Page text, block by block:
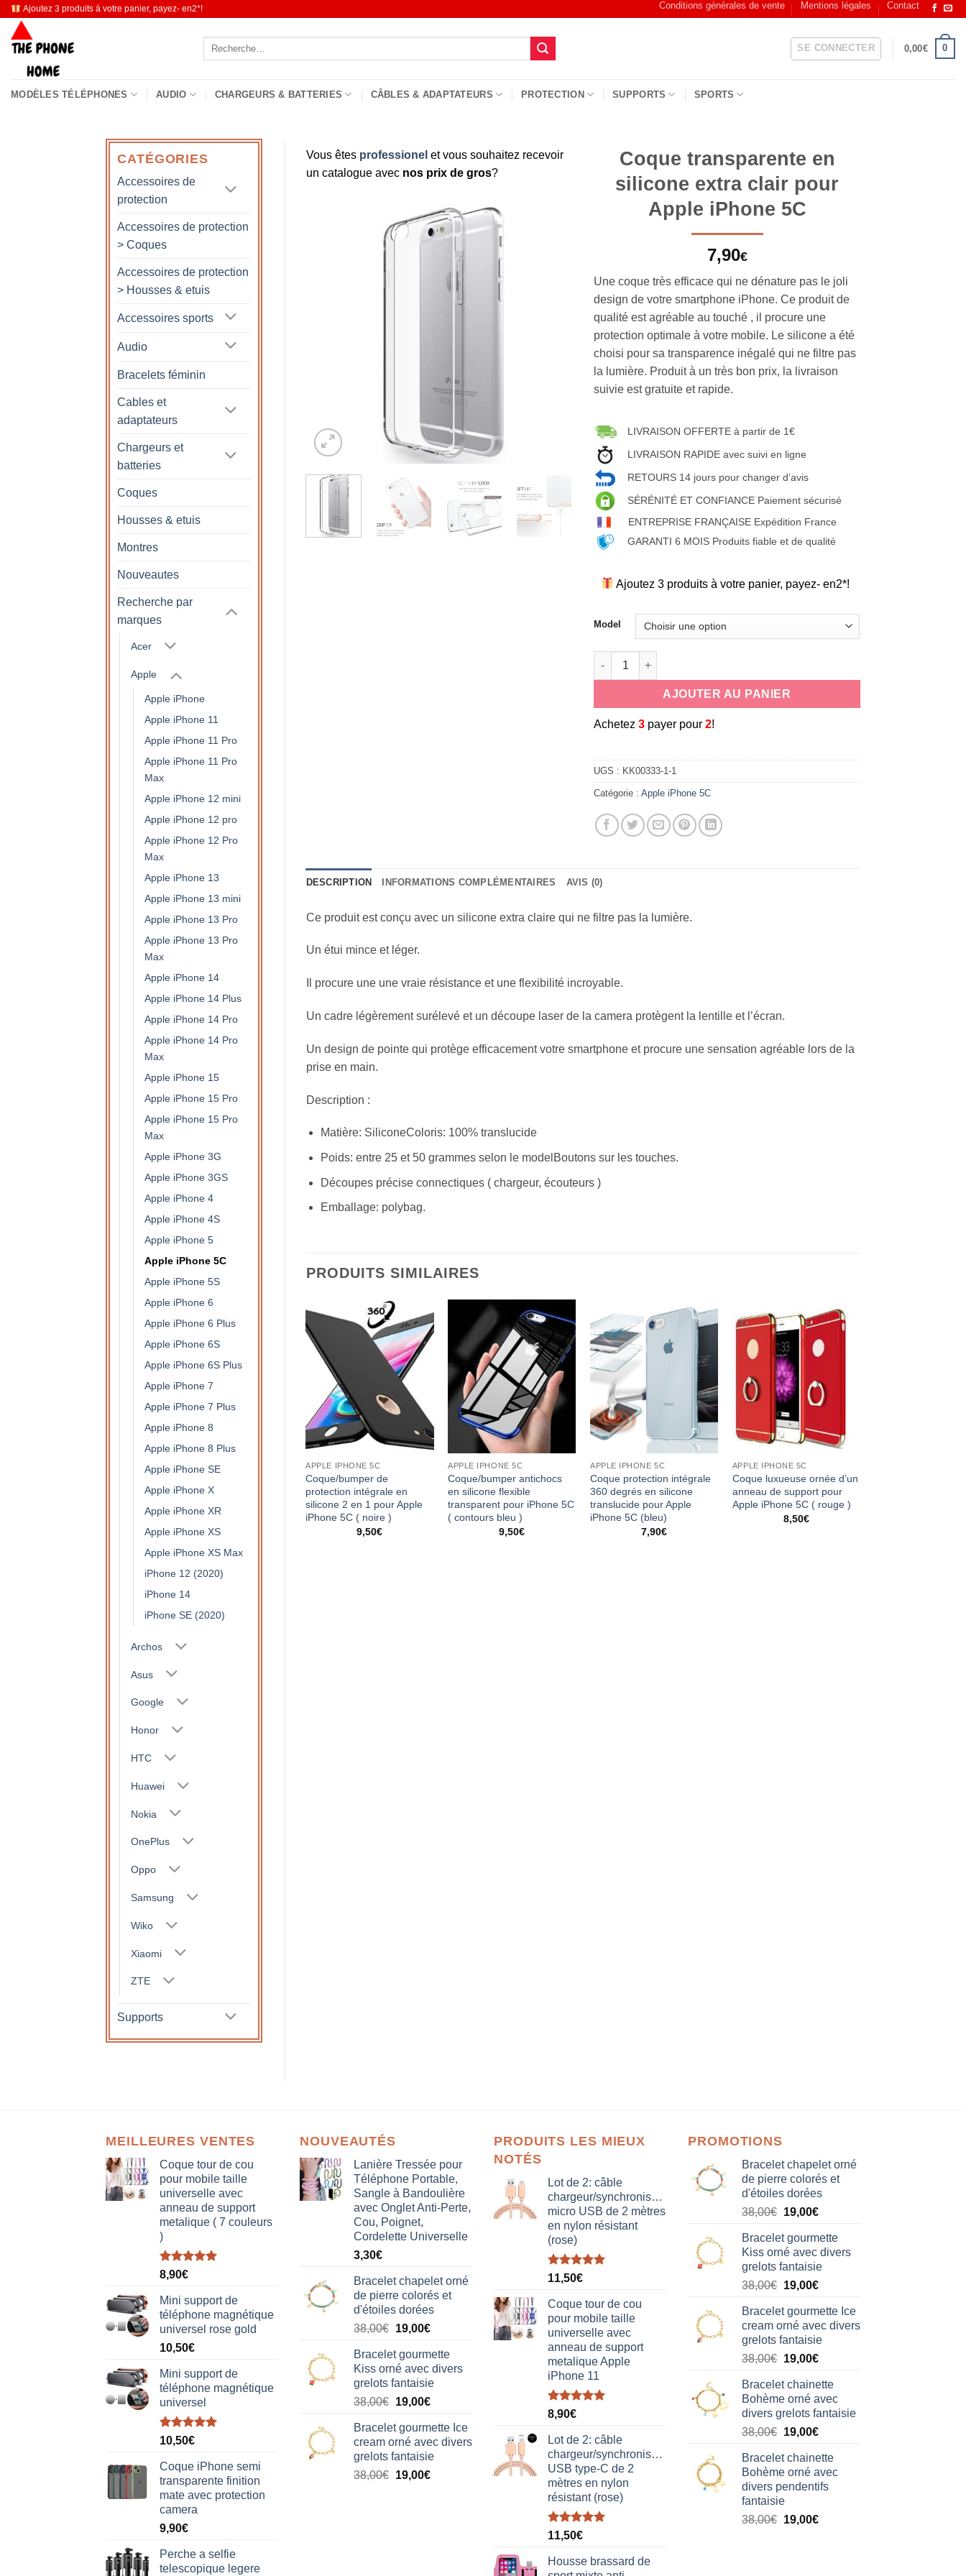
Passer
contenu
Ajoutez 3 produits à votre panier, payez- en2*! Conditions générales de vente Mentions légales Contact
Recherche
SE CONNECTER 0,00€ 0
MODÈLES TÉLÉPHONES AUDIO CHARGEURS & BATTERIES CÂBLES & ADAPTATEURS PROTECTION SUPPORTS SPORTS
CATÉGORIES
Accessoires de
protection
Accessoires de protection
> Coques
Accessoires de protection
> Housses & etuis
Accessoires sports
Audio
Bracelets féminin
Cables et
adaptateurs
Chargeurs et
batteries
Coques
Housses & etuis
Montres
Nouveautes
Recherche par
marques
Acer
Apple
Apple iPhone
Apple iPhone 11
Apple iPhone 11 Pro
Apple iPhone 11 Pro
Max
Apple iPhone 12 mini
Apple iPhone 12 pro
Apple iPhone 12 Pro
Max
Apple iPhone 13
Apple iPhone 13 mini
Apple iPhone 13 Pro
Apple iPhone 13 Pro
Max
Apple iPhone 14
Apple iPhone 14 Plus
Apple iPhone 14 Pro
Apple iPhone 14 Pro
Max
Apple iPhone 15
Apple iPhone 15 Pro
Apple iPhone 15 Pro
Max
Apple iPhone 3G
Apple iPhone 3GS
Apple iPhone 4
Apple iPhone 4S
Apple iPhone 5
Apple iPhone 5C
Apple iPhone 5S
Apple iPhone 6
Apple iPhone 6 Plus
Apple iPhone 6S
Apple iPhone 6S Plus
Apple iPhone 7
Apple iPhone 7 Plus
Apple iPhone 8
Apple iPhone 8 Plus
Apple iPhone SE
Apple iPhone X
Apple iPhone XR
Apple iPhone XS
Apple iPhone XS Max
iPhone 12 (2020)
iPhone 14
iPhone SE (2020)
Archos
Asus
Google
Honor
HTC
Huawei
Nokia
OnePlus
Oppo
Samsung
Wiko
Xiaomi
ZTE
Supports
Vous êtes professionel et vous souhaitez recevoir
un catalogue avec nos prix de gros?
Coque transparente en
silicone extra clair pour
Apple iPhone 5C
7,90€
Une coque très efficace qui ne dénature pas le joli
design de votre smartphone iPhone. Ce produit de
qualité est agréable au touché , il procure une
protection optimale à votre mobile. Le silicone a été
choisi pour sa transparence inégalé qui ne filtre pas
la lumière. Produit à un très bon prix, la livraison
suivie est gratuite et rapide.
LIVRAISON OFFERTE à partir de 1€
LIVRAISON RAPIDE avec suivi en ligne
RETOURS 14 jours pour changer d’avis
SÉRÉNITÉ ET CONFIANCE Paiement sécurisé
ENTREPRISE FRANÇAISE Expédition France
GARANTI 6 MOIS Produits fiable et de qualité
Ajoutez 3 produits à votre panier, payez- en2*!
Model
quantité de Coque transparente en silicone extra clair pour Apple iPhone
AJOUTER AU PANIER
Achetez3 payer pour2!
UGS : KK00333-1-1
Catégorie :Apple iPhone 5C
DESCRIPTION INFORMATIONS COMPLÉMENTAIRES AVIS (0)
Ce produit est conçu avec un silicone extra claire qui ne filtre pas la lumière.
Un étui mince et léger.
Il procure une une vraie résistance et une flexibilité incroyable.
Un cadre légèrement surélevé et un découpe laser de la camera protègent la lentille et l’écran.
Un design de pointe qui protège efficacement votre smartphone et procure une sensation agréable lors de la
prise en main.
Description :
Matière: SiliconeColoris: 100% translucide
Poids: entre 25 et 50 grammes selon le modelBoutons sur les touches.
Découpes précise connectiques ( chargeur, écouteurs )
Emballage: polybag.
PRODUITS SIMILAIRES
APPLE IPHONE 5C
Coque/bumper de
protection intégrale en
silicone 2 en 1 pour Apple
iPhone 5C ( noire )
9,50€
APPLE IPHONE 5C
Coque/bumper antichocs
en silicone flexible
transparent pour iPhone 5C
( contours bleu )
9,50€
APPLE IPHONE 5C
Coque protection intégrale
360 degrés en silicone
translucide pour Apple
iPhone 5C (bleu)
7,90€
APPLE IPHONE 5C
Coque luxueuse ornée d’un
anneau de support pour
Apple iPhone 5C ( rouge )
8,50€
APPLE IPHONE 5C
parties avec contours
5C (grise/argentée)
9,50
MEILLEURES VENTES
Coque tour de cou
pour mobile taille
universelle avec
anneau de support
metalique ( 7 couleurs
)
Note5.00
8,90€
Mini support de
téléphone magnétique
universel rose gold
10,50€
Mini support de
téléphone magnétique
universel
Note5.00
10,50€
Coque iPhone semi
transparente finition
mate avec protection
camera
9,90€
Perche a selfie
telescopique legere
NOUVEAUTÉS
Lanière Tressée pour
Téléphone Portable,
Sangle à Bandoulière
avec Onglet Anti-Perte,
Cou, Poignet,
Cordelette Universelle
3,30€
Bracelet chapelet orné
de pierre colorés et
d'étoiles dorées
38,00€ Le
initial
était :
38,00€.
19,00€Le
actuel
est :
19,00€.
Bracelet gourmette
Kiss orné avec divers
grelots fantaisie
38,00€ Le
initial
était :
38,00€.
19,00€Le
actuel
est :
19,00€.
Bracelet gourmette Ice
cream orné avec divers
grelots fantaisie
38,00€ Le
19,00€Le
PRODUITS LES MIEUX
NOTÉS
Lot de 2: câble
chargeur/synchronisation
micro USB de 2 mètres
en nylon résistant
(rose)
Note5.00
11,50€
Coque tour de cou
pour mobile taille
universelle avec
anneau de support
metalique Apple
iPhone 11
Note5.00
8,90€
Lot de 2: câble
chargeur/synchronisation
USB type-C de 2
mètres en nylon
résistant (rose)
Note5.00
11,50€
Housse brassard de
PROMOTIONS
Bracelet chapelet orné
de pierre colorés et
d'étoiles dorées
38,00€ Le
initial
était :
38,00€.
19,00€Le
actuel
est :
19,00€.
Bracelet gourmette
Kiss orné avec divers
grelots fantaisie
38,00€ Le
initial
était :
38,00€.
19,00€Le
actuel
est :
19,00€.
Bracelet gourmette Ice
cream orné avec divers
grelots fantaisie
38,00€ Le
initial
était :
38,00€.
19,00€Le
actuel
est :
19,00€.
Bracelet chainette
Bohème orné avec
divers grelots fantaisie
38,00€ Le
initial
était :
38,00€.
19,00€Le
actuel
est :
19,00€.
Bracelet chainette
Bohème orné avec
divers pendentifs
fantaisie
38,00€ Le
19,00€Le